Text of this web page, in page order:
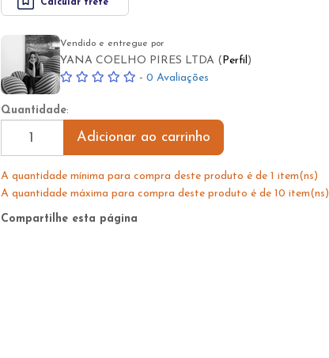
Calcular frete
Vendido e entregue por
YANA COELHO PIRES LTDA (Perfil)
-0 Avaliações
Quantidade:
Adicionar ao carrinho
A quantidade mínima para compra deste produto é de 1 item(ns)
A quantidade máxima para compra deste produto é de 10 item(ns)
Compartilhe esta página